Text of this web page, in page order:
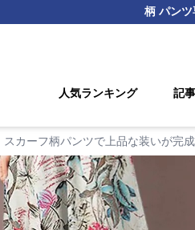
柄 パンツ
人気ランキング 記
スカーフ柄パンツで上品な装いが完